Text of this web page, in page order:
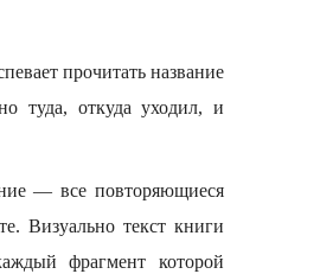
прочитать название
туда, откуда уходил, и
— все повторяющиеся
Визуально текст книги
фрагмент которой